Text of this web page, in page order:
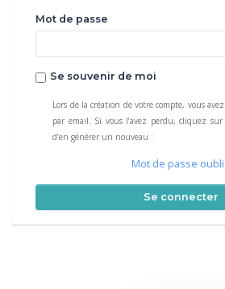
Mot de passe
Se souvenir de moi
Lors de la création de votre compte, vous
par email. Si vous l’avez perdu, cliquez
d’en générer un nouveau :
Mot de passe
Se connecter